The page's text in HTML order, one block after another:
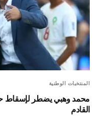
المنتخبات الوطنية
محمد وهبي يضطر لإسقاط
القادم